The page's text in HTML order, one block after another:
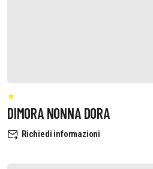
DIMORA NONNA DORA
Richiedi informazioni